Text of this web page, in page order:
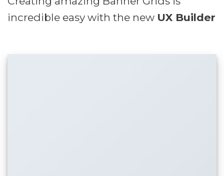
incredible easy with the new UX Builder